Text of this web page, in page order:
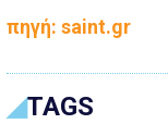
πηγή: saint.gr
TAGS